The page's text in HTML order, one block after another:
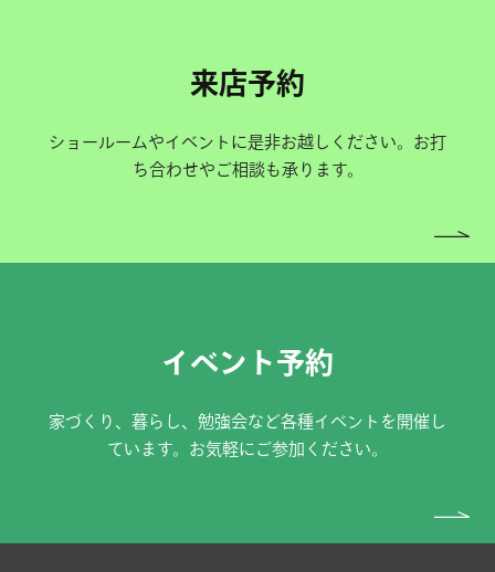
来店予約
ショールームやイベントに是非お越しください。お打
ち合わせやご相談も承ります。
イベント予約
家づくり、暮らし、勉強会など各種イベントを開催し
ています。お気軽にご参加ください。